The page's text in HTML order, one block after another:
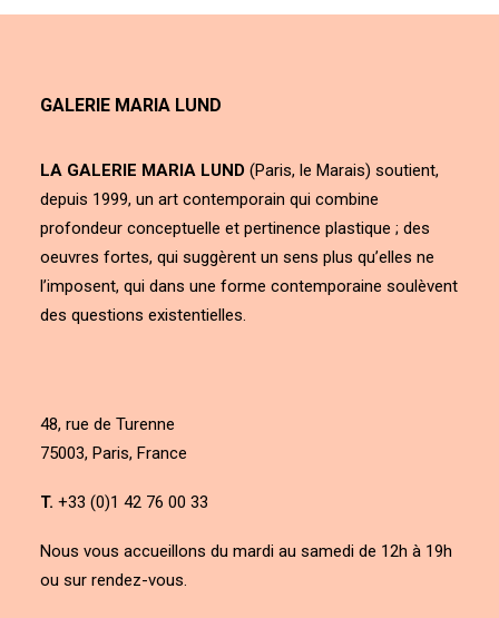
GALERIE MARIA LUND
LA GALERIE MARIA LUND (Paris, le Marais) soutient,
depuis 1999, un art contemporain qui combine
profondeur conceptuelle et pertinence plastique ; des
oeuvres fortes, qui suggèrent un sens plus qu’elles ne
l’imposent, qui dans une forme contemporaine soulèvent
des questions existentielles.
48, rue de Turenne
75003, Paris, France
T. +33 (0)1 42 76 00 33
Nous vous accueillons du mardi au samedi de 12h à 19h
ou sur rendez-vous.